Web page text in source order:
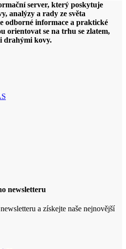
server, který poskytuje
analýzy a rady ze světa
odborné informace a praktické
orientovat se na trhu se zlatem,
drahými kovy.
newsletteru
a získejte naše nejnovější